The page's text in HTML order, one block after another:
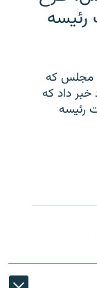
رئیسه
مجلس که
داد که
به هیات رئیسه